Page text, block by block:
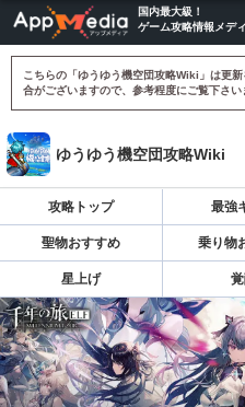
国内最大級！
ゲーム攻略情報メデ
こちらの「ゆうゆう機空団攻略Wiki」は更
合がございますので、参考程度にご覧下さい
ゆうゆう機空団攻略Wiki
攻略トップ 最強
聖物おすすめ 乗り物
星上げ